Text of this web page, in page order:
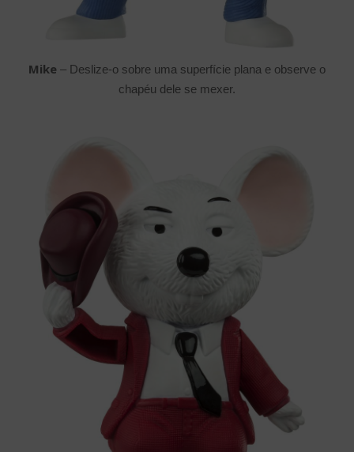
Mike – Deslize-o sobre uma superfície plana e observe o
chapéu dele se mexer.